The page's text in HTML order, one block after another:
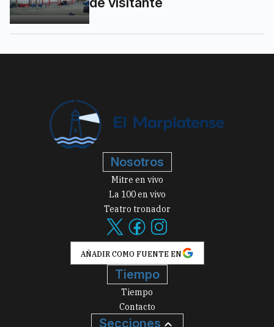
Nosotros
Mitre en vivo
La 100 en vivo
Teatro tronador
AÑADIR COMO FUENTE EN
Tiempo
Tiempo
Contacto
Secciones